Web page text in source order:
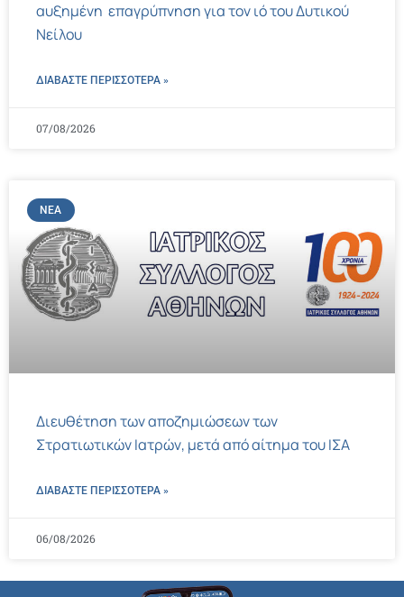
αυξημένη επαγρύπνηση για τον ιό του Δυτικού
Νείλου
ΔΙΑΒΑΣΤΕ ΠΕΡΙΣΣΌΤΕΡΑ »
07/08/2026
ΝΈΑ
Διευθέτηση των αποζημιώσεων των
Στρατιωτικών Ιατρών, μετά από αίτημα του ΙΣΑ
ΔΙΑΒΑΣΤΕ ΠΕΡΙΣΣΌΤΕΡΑ »
06/08/2026